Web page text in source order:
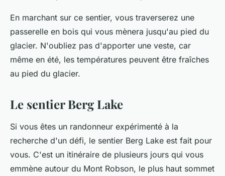
En marchant sur ce sentier, vous traverserez une
passerelle en bois qui vous mènera jusqu'au pied du
glacier. N'oubliez pas d'apporter une veste, car
même en été, les températures peuvent être fraîches
au pied du glacier.
Le sentier Berg Lake
Si vous êtes un randonneur expérimenté à la
recherche d'un défi, le sentier Berg Lake est fait pour
vous. C'est un itinéraire de plusieurs jours qui vous
emmène autour du Mont Robson, le plus haut sommet